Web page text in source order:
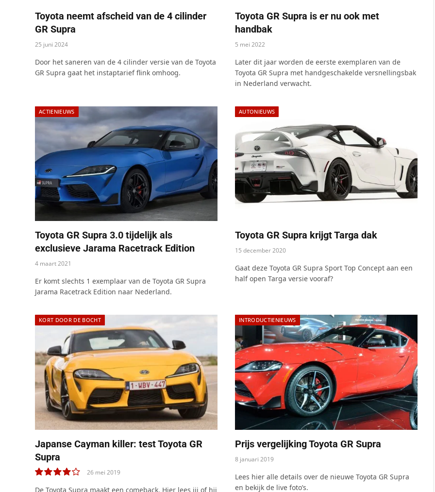
Toyota neemt afscheid van de 4 cilinder
GR Supra
25 juni 2024
Door het saneren van de 4 cilinder versie van de Toyota
GR Supra gaat het instaptarief flink omhoog.
Toyota GR Supra is er nu ook met
handbak
5 mei 2022
Later dit jaar worden de eerste exemplaren van de
Toyota GR Supra met handgeschakelde versnellingsbak
in Nederland verwacht.
ACTIENIEUWS
Toyota GR Supra 3.0 tijdelijk als
exclusieve Jarama Racetrack Edition
4 maart 2021
Er komt slechts 1 exemplaar van de Toyota GR Supra
Jarama Racetrack Edition naar Nederland.
AUTONIEUWS
Toyota GR Supra krijgt Targa dak
15 december 2020
Gaat deze Toyota GR Supra Sport Top Concept aan een
half open Targa versie vooraf?
KORT DOOR DE BOCHT
Japanse Cayman killer: test Toyota GR
Supra
26 mei 2019
De Toyota Supra maakt een comeback. Hier lees jij of hij
INTRODUCTIENIEUWS
Prijs vergelijking Toyota GR Supra
8 januari 2019
Lees hier alle details over de nieuwe Toyota GR Supra
en bekijk de live foto’s.